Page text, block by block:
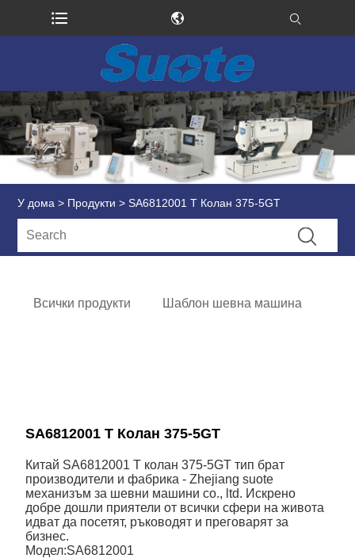
У дома > Продукти > SA6812001 T Колан 375-5GT
Всички продукти Шаблон шевна машина
SA6812001 T Колан 375-5GT
Китай SA6812001 T колан 375-5GT тип брат
производители и фабрика - Zhejiang suote
механизъм за шевни машини co., ltd. Искрено
добре дошли приятели от всички сфери на живота
идват да посетят, ръководят и преговарят за
бизнес.
Модел:SA6812001